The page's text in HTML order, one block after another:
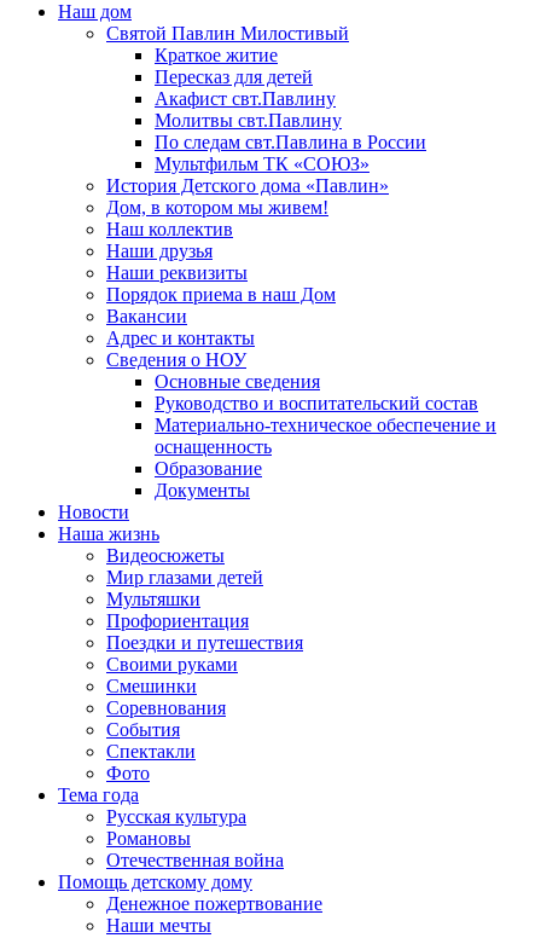
Наш дом
Святой Павлин Милостивый
Краткое житие
Пересказ для детей
Акафист свт.Павлину
Молитвы свт.Павлину
По следам свт.Павлина в России
Мультфильм ТК «СОЮЗ»
История Детского дома «Павлин»
Дом, в котором мы живем!
Наш коллектив
Наши друзья
Наши реквизиты
Порядок приема в наш Дом
Вакансии
Адрес и контакты
Сведения о НОУ
Основные сведения
Руководство и воспитательский состав
Материально-техническое обеспечение и
оснащенность
Образование
Документы
Новости
Наша жизнь
Видеосюжеты
Мир глазами детей
Мультяшки
Профориентация
Поездки и путешествия
Своими руками
Смешинки
Соревнования
События
Спектакли
Фото
Тема года
Русская культура
Романовы
Отечественная война
Помощь детскому дому
Денежное пожертвование
Наши мечты